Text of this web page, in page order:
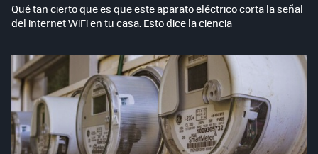
Qué tan cierto que es que este aparato eléctrico corta la señal
del internet WiFi en tu casa. Esto dice la ciencia